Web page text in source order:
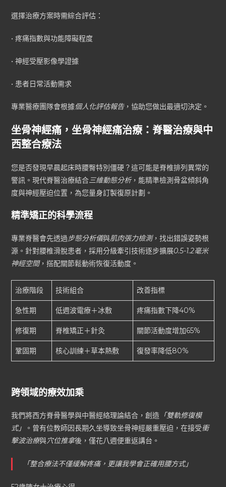
選擇治療方案時需綜合評估：
• 疼痛指數與功能障礙程度
• 神經受壓影像學證據
• 患者日常活動需求
專業醫療團隊會根據個人化評估報告，協助您做出最適切決定。
坐骨神經痛，坐骨神經痛治療：脊醫治療與中
西整合療法
您是否發現早晨起床時腰臀特別僵硬？這可能是脊椎排列異常的
警訊。現代脊醫治療結合三維動態分析，能精準檢測骨盆傾斜角
度與神經壓迫位置，為您量身訂製復原計劃。
精準矯正的科學流程
專業脊醫會先透過步態分析儀與肌肉張力檢測，找出錯誤姿勢根
源。針對腰椎滑脫患者，採用分級牽引技術逐步擴展0.5-1.2毫米
神經空間，搭配關節鬆動術恢復活動度。
治療階段 技術組合 改善指標
急性期 低週波電療＋冰敷 疼痛指數下降40%
修復期 脊椎矯正＋針灸 關節活動度增加65%
鞏固期 核心訓練＋草本熱敷 復發率降低80%
跨領域的療效加乘
我們將西方脊骨醫學與中醫經絡理論結合，創造 「雙軌修復模
式」
。曾有位教師因長期久坐導致坐骨神經嚴重壓迫，在接受衝
擊波治療與穴位推拿後，僅花八週便重返講台。
「整合療法不僅緩解疼痛，更讓我學會正確用腰方式」